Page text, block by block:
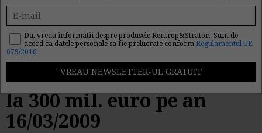
Dupa spusele lui Stolojan,
daca facem un imprumut
de 10 mld. euro, de la FMI,
dobanda ar putea ajunge
la 300 mil. euro pe an
16/03/2009
Da, vreau informatii despre produsele Rentrop&Straton. Sunt de
acord ca datele personale sa fie prelucrate conform Regulamentul UE
679/2016